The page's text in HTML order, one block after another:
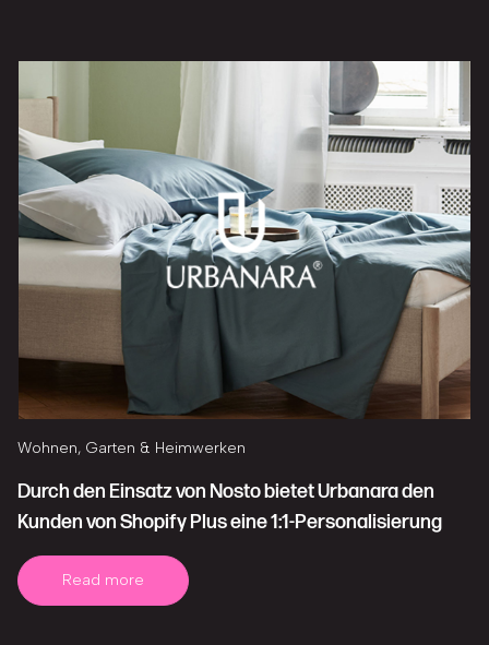
Wohnen, Garten & Heimwerken
Durch den Einsatz von Nosto bietet Urbanara den
Kunden von Shopify Plus eine 1:1-Personalisierung
Read more